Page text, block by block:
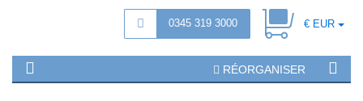
0345 319 3000 € EUR
RÉORGANISER